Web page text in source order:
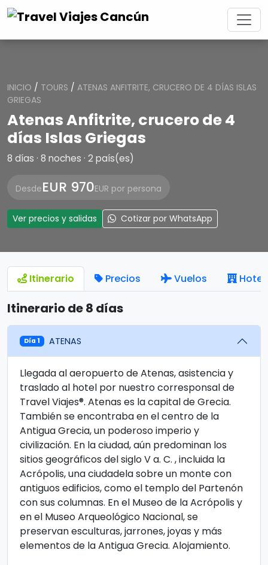
INICIO / TOURS / ATENAS ANFITRITE, CRUCERO DE 4 DÍAS ISLAS
GRIEGAS
Atenas Anfitrite, crucero de 4
días Islas Griegas
8 días · 8 noches · 2 país(es)
DesdeEUR 970EUR por persona
Ver precios y salidas Cotizar por WhatsApp
Itinerario Precios Vuelos
Itinerario de 8 días
Día 1 ATENAS
Llegada al aeropuerto de Atenas, asistencia y
traslado al hotel por nuestro corresponsal de
Travel Viajes®. Atenas es la capital de Grecia.
También se encontraba en el centro de la
Antigua Grecia, un poderoso imperio y
civilización. En la ciudad, aún predominan los
sitios geográficos del siglo V a. C. , incluida la
Acrópolis, una ciudadela sobre un monte con
antiguos edificios, como el templo del Partenón
con sus columnas. En el Museo de la Acrópolis y
en el Museo Arqueológico Nacional, se
preservan esculturas, jarrones, joyas y más
elementos de la Antigua Grecia. Alojamiento.